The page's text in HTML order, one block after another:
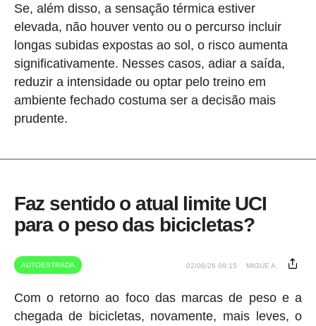
Se, além disso, a sensação térmica estiver
elevada, não houver vento ou o percurso incluir
longas subidas expostas ao sol, o risco aumenta
significativamente. Nesses casos, adiar a saída,
reduzir a intensidade ou optar pelo treino em
ambiente fechado costuma ser a decisão mais
prudente.
Faz sentido o atual limite UCI
para o peso das bicicletas?
AUTOESTRADA 02/06/26 08:15 MIGUE A.
Com o retorno ao foco das marcas de peso e a
chegada de bicicletas, novamente, mais leves, o